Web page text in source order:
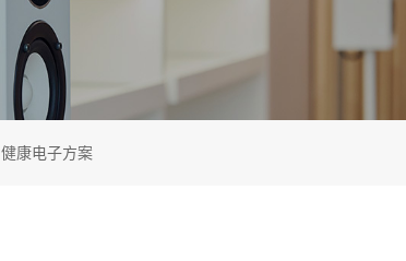
TFT彩屏专用控制SOC
电机控制Flash单片机
照明方案
健康电子方案MCU英文环保报告
健康电子方案